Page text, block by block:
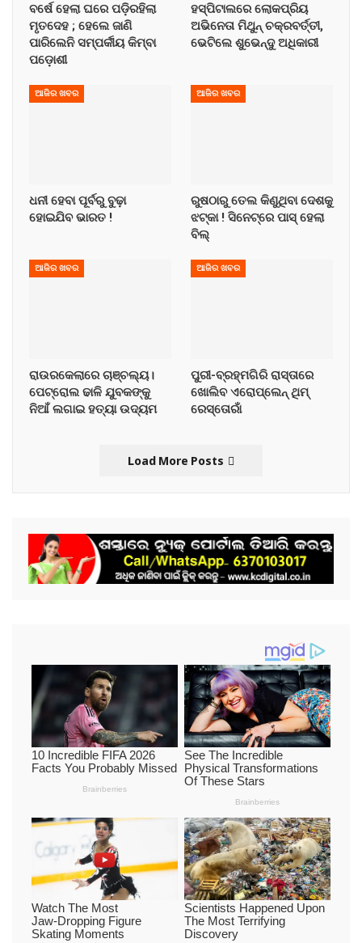
ବର୍ଷେ ହେଲା ଘରେ ପଡ଼ିରହିଲା
ମୃତଦେହ ; ହେଲେ ଜାଣି
ପାରିଲେନି ସମ୍ପର୍କୀୟ କିମ୍ବା
ପଡ଼ୋଶୀ
ହସ୍ପିଟାଲରେ ଲୋକପ୍ରିୟ
ଅଭିନେତା ମିଥୁନ୍ ଚକ୍ରବର୍ତ୍ତୀ,
ଭେଟିଲେ ଶୁଭେନ୍ଦୁ ଅଧିକାରୀ
ଆଜିର ଖବର
ଧନୀ ହେବା ପୂର୍ବରୁ ବୁଢ଼ା
ହୋଇଯିବ ଭାରତ !
ଆଜିର ଖବର
ରୁଷଠାରୁ ତେଲ କିଣୁଥିବା ଦେଶକୁ
ଝଟ୍‌କା ! ସିନେଟ୍‌ରେ ପାସ୍ ହେଲା
ବିଲ୍
ଆଜିର ଖବର
ରାଉରକେଲାରେ ଚାଞ୍ଚଲ୍ୟ।
ପେଟ୍ରୋଲ ଢାଳି ଯୁବକଙ୍କୁ
ନିଆଁ ଲଗାଇ ହତ୍ୟା ଉଦ୍ୟମ
ଆଜିର ଖବର
ପୁରୀ-ବ୍ରହ୍ମଗିରି ରାସ୍ତାରେ
ଖୋଲିବ ଏରୋପ୍ଲେନ୍‌ ଥିମ୍‌
ରେସ୍ତୋରାଁ
Load More Posts